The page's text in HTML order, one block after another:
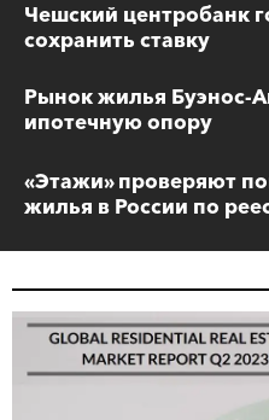
Чешский центробанк
сохранить ставку
Рынок жилья Буэнос-
ипотечную опору
«Этажи» проверяют
жилья в России по